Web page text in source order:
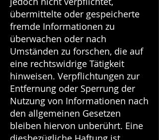
übermittelte oder gespeicherte
fremde Informationen zu
überwachen oder nach
Umständen zu forschen, die auf
eine rechtswidrige Tätigkeit
hinweisen. Verpflichtungen zur
Entfernung oder Sperrung der
Nutzung von Informationen nach
den allgemeinen Gesetzen
bleiben hiervon unberührt. Eine